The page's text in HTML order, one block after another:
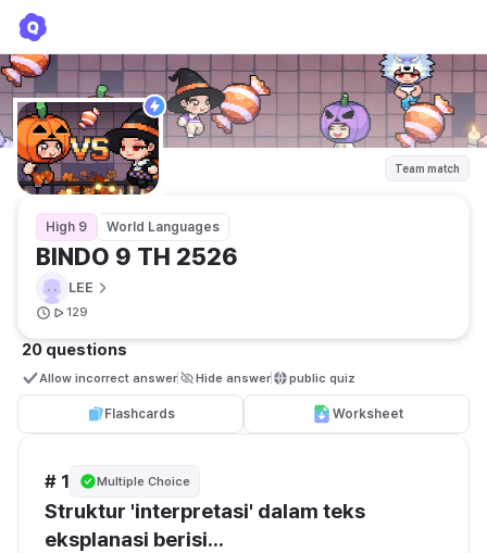
Team match
High 9 World Languages
BINDO 9 TH 2526
LEE
129
20 questions
Allow incorrect answer Hide answer public quiz
Flashcards Worksheet
# 1 Multiple Choice
Struktur 'interpretasi' dalam teks
eksplanasi berisi...